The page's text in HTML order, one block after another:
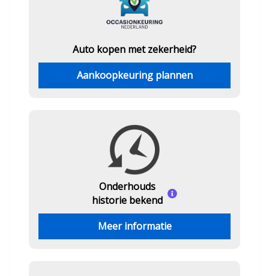
Auto kopen met zekerheid?
Aankoopkeuring plannen
Onderhouds
historie bekend
Meer informatie